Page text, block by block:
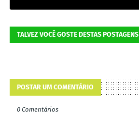
TALVEZ VOCÊ GOSTE DESTAS POSTAGENS
POSTAR UM COMENTÁRIO
0 Comentários